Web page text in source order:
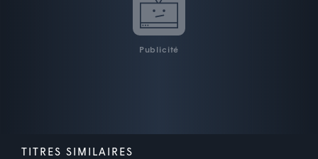
Publicité
TITRES SIMILAIRES